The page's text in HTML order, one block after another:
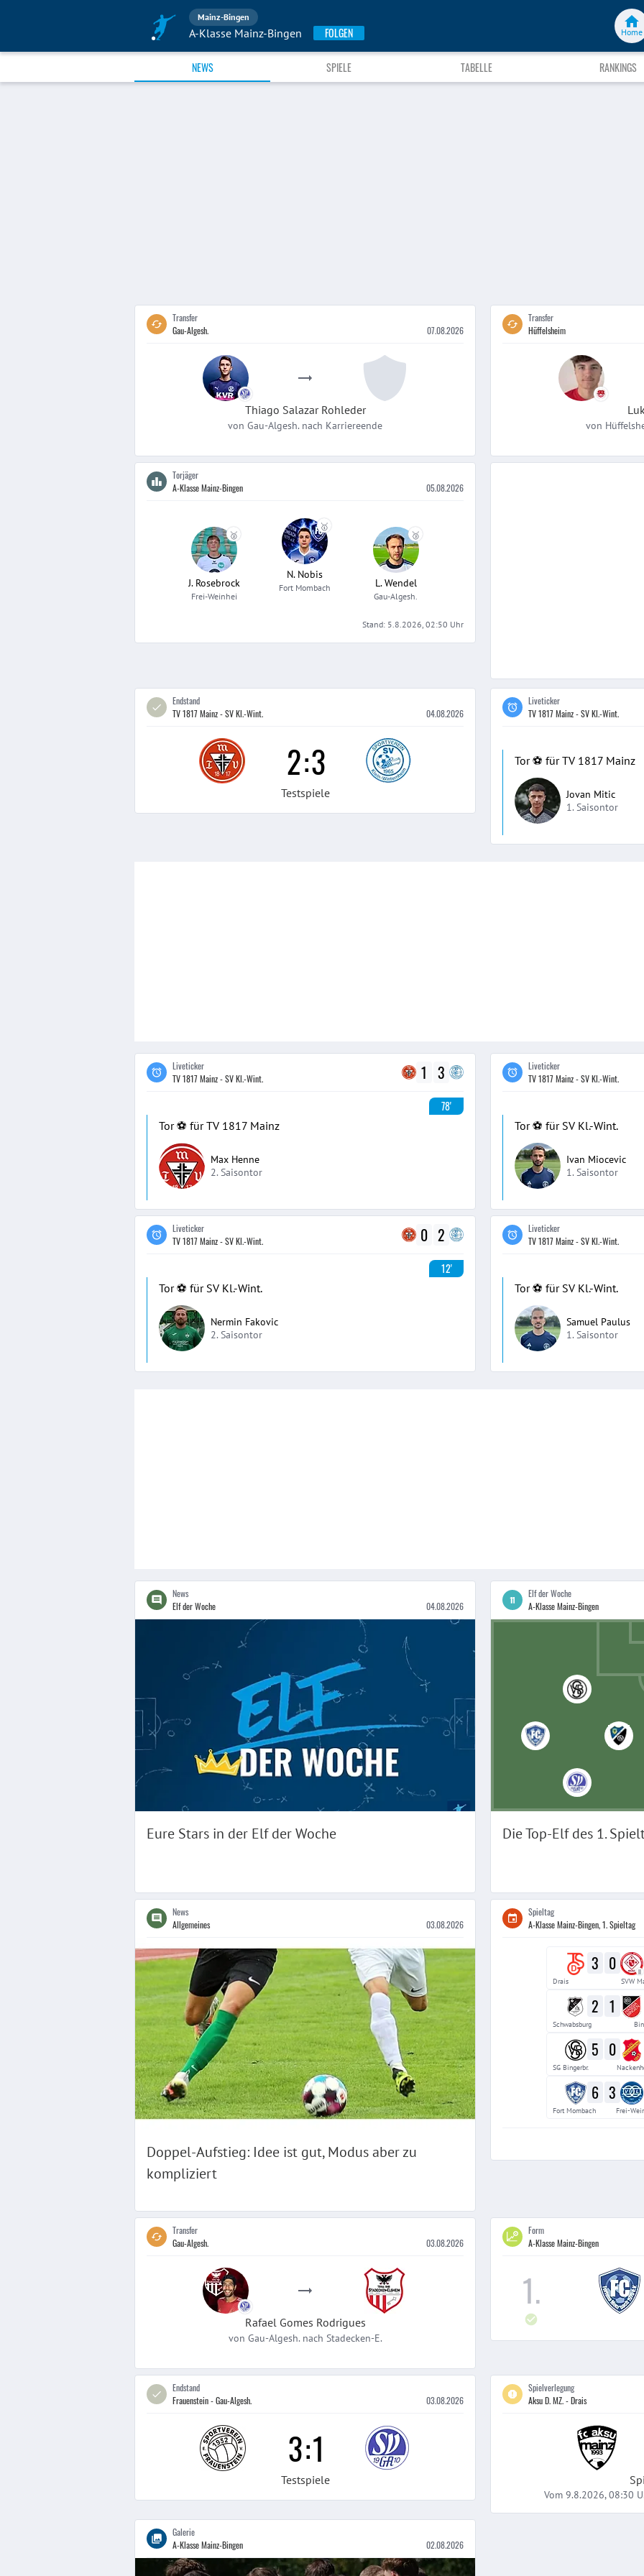
Mainz-Bingen
A-Klasse Mainz-Bingen FOLGEN Home
NEWS SPIELE TABELLE RANKINGS
Transfer
Gau-Algesh.
07.08.2026
Thiago Salazar Rohleder
von Gau-Algesh. nach Karriereende
Transfer
Hüffelsheim
von
Torjäger
A-Klasse Mainz-Bingen
05.08.2026
🥈
J. Rosebrock
Frei-Weinhei
🥇
N. Nobis
Fort Mombach
🥉
L. Wendel
Gau-Algesh.
Stand: 5.8.2026, 02:50 Uhr
Endstand
TV 1817 Mainz - SV Kl.-Wint.
04.08.2026
2:3
Testspiele
Liveticker
TV 1817 Mainz - SV Kl.-Wint.
Tor ⚽️ für TV 1817 Mainz
Jovan Mitic
1. Saisontor
Liveticker
TV 1817 Mainz - SV Kl.-Wint.
1 3
78'
Tor ⚽️ für TV 1817 Mainz
Max Henne
2. Saisontor
Liveticker
TV 1817 Mainz - SV Kl.-Wint.
Tor ⚽️ für SV Kl.-Wint.
Ivan Miocevic
1. Saisontor
Liveticker
TV 1817 Mainz - SV Kl.-Wint.
0 2
12'
Tor ⚽️ für SV Kl.-Wint.
Nermin Fakovic
2. Saisontor
Liveticker
TV 1817 Mainz - SV Kl.-Wint.
Tor ⚽️ für SV Kl.-Wint.
Samuel Paulus
1. Saisontor
News
Elf der Woche
04.08.2026
Eure Stars in der Elf der Woche
Elf der Woche
A-Klasse Mainz-Bingen
Die Top-Elf des 1.
News
Allgemeines
03.08.2026
Doppel-Aufstieg: Idee ist gut, Modus aber zu
kompliziert
Spieltag
A-Klasse Mainz-Bingen, 1. Spieltag
3 0 II
Drais SVW
2 1
Schwabsburg
5 0
SG Bingerbr.
6 3
Fort Mombach Frei-
Transfer
Gau-Algesh.
03.08.2026
Rafael Gomes Rodrigues
von Gau-Algesh. nach Stadecken-E.
Form
A-Klasse Mainz-Bingen
1.
Endstand
Frauenstein - Gau-Algesh.
03.08.2026
3:1
Testspiele
Spielverlegung
Aksu D. MZ. - Drais
Vom 9.8.2026, 08:30
Galerie
A-Klasse Mainz-Bingen
02.08.2026